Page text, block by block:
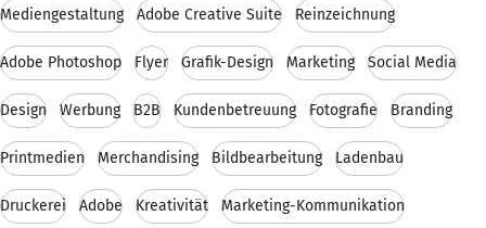
Mediengestaltung Adobe Creative Suite Reinzeichnung
Adobe Photoshop Flyer Grafik-Design Marketing Social Media
Design Werbung B2B Kundenbetreuung Fotografie Branding
Printmedien Merchandising Bildbearbeitung Ladenbau
Druckerei Adobe Kreativität Marketing-Kommunikation